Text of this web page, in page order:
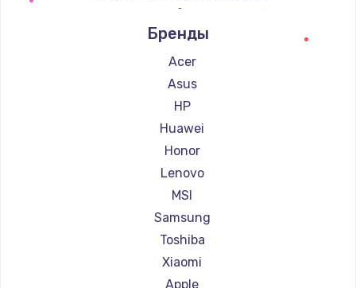
Ремонт ноутбуков Microsoft
Ремонт ноутбуков Alienware
Ремонт ноутбуков Aquarius
Ремонт ноутбуков Gigabyte
Ремонт ноутбуков Aorus
Ремонт ноутбуков Maibenben
Ремонт ноутбуков Getac
Ремонт ноутбуков Epson
Ремонт ноутбуков Philips
Ремонт ноутбуков LG
Ремонт ноутбуков Panasonic
Ремонт ноутбуков Irbis
Ремонт ноутбуков Thunderobot
Бренды
Acer
Asus
HP
Huawei
Honor
Lenovo
MSI
Samsung
Toshiba
Xiaomi
Apple